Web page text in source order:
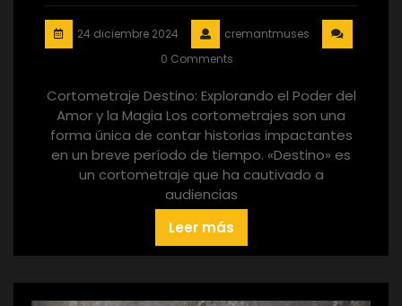
24 diciembre 2024
cremantmuses
0 Comments
Cortometraje Destino: Explorando el Poder del
Amor y la Magia Los cortometrajes son una
forma única de contar historias impactantes
en un breve período de tiempo. «Destino» es
un cortometraje que ha cautivado a
audiencias
Leer más